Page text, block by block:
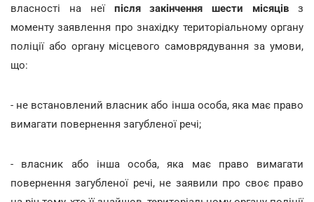
власності на неї після закінчення шести місяців з
моменту заявлення про знахідку територіальному органу
поліції або органу місцевого самоврядування за умови,
що:
- не встановлений власник або інша особа, яка має право
вимагати повернення загубленої речі;
- власник або інша особа, яка має право вимагати
повернення загубленої речі, не заявили про своє право